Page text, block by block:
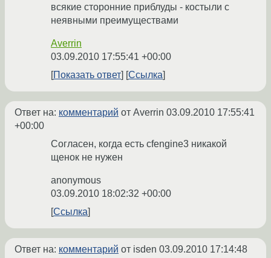
всякие сторонние приблуды - костыли с
неявными преимуществами
Averrin
03.09.2010 17:55:41 +00:00
Показать ответ
Ссылка
Ответ на: комментарий от Averrin 03.09.2010 17:55:41
+00:00
Согласен, когда есть cfengine3 никакой
щенок не нужен
anonymous
03.09.2010 18:02:32 +00:00
Ссылка
Ответ на: комментарий от isden 03.09.2010 17:14:48